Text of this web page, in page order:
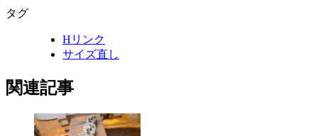
タグ
Hリンク
サイズ直し
関連記事